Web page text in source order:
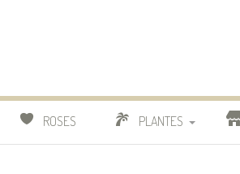
ROSES PLANTES